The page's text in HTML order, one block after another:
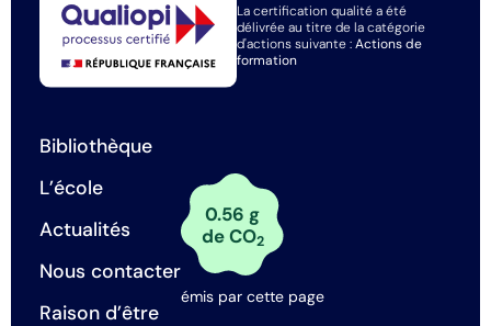
La certification qualité a été
délivrée au titre de la catégorie
d'actions suivante :Actions de
formation
Bibliothèque
L’école
Actualités
Nous contacter
Raison d’être
0.56 g
de CO2
émis par cette page